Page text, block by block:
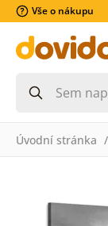
Vše o nákupu
Úvodní stránka